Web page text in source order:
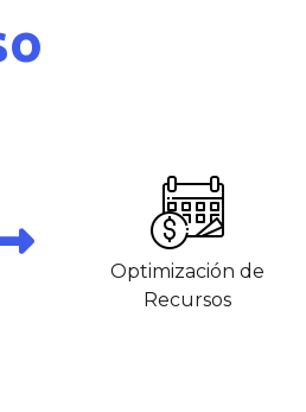
Optimización de
Recursos